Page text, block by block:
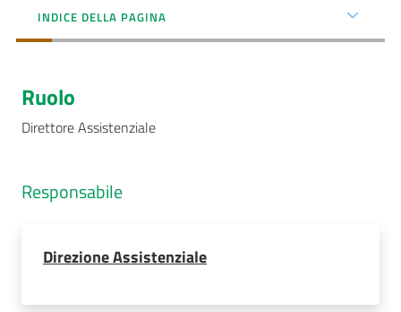
su
INDICE DELLA PAGINA
Ruolo
Direttore Assistenziale
Responsabile
Direzione Assistenziale